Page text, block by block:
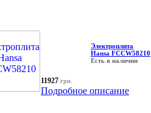
Электроплита
Hansa FCCW58210
Есть в наличии
11927 грн.
Подробное описание